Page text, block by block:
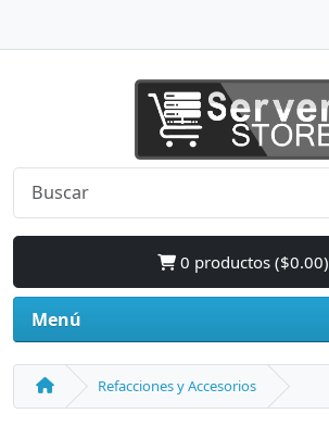
0 productos ($0.00)
Menú
Refacciones y Accesorios